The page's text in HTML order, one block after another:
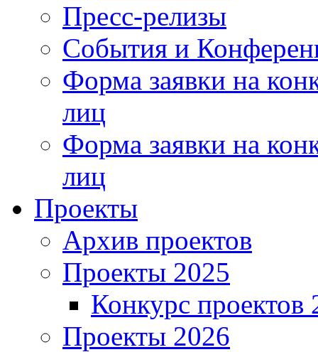
Пресс-релизы
События и
Форма заявки на
лиц
Форма заявки на
лиц
Проекты
Архив проектов
Проекты 2025
Конкурс проектов
Проекты 2026